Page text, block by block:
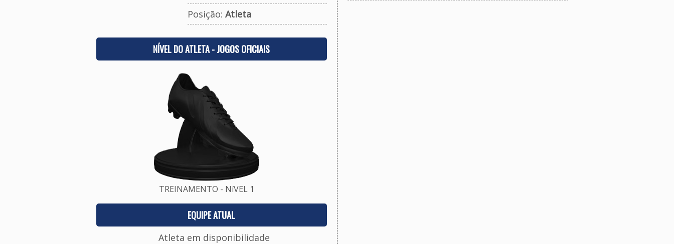
Posição: Atleta
NÍVEL DO ATLETA - JOGOS OFICIAIS
TREINAMENTO - NíVEL 1
EQUIPE ATUAL
Atleta em disponibilidade